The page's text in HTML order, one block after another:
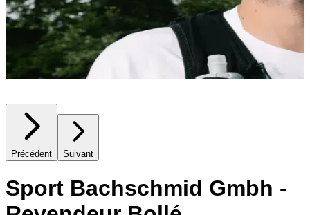
Précédent Suivant
Sport Bachschmid Gmbh -